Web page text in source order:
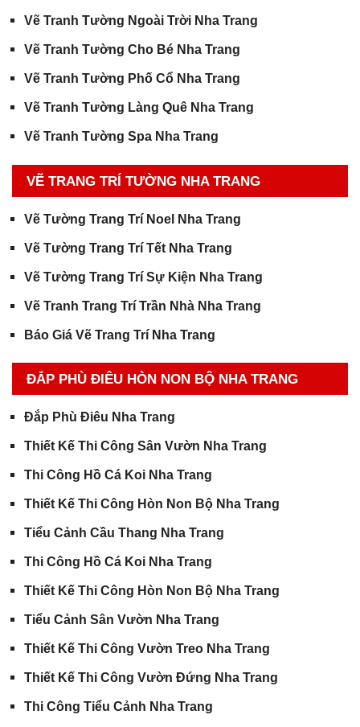
Vẽ Tranh Tường Ngoài Trời Nha Trang
Vẽ Tranh Tường Cho Bé Nha Trang
Vẽ Tranh Tường Phố Cổ Nha Trang
Vẽ Tranh Tường Làng Quê Nha Trang
Vẽ Tranh Tường Spa Nha Trang
VẼ TRANG TRÍ TƯỜNG NHA TRANG
Vẽ Tường Trang Trí Noel Nha Trang
Vẽ Tường Trang Trí Tết Nha Trang
Vẽ Tường Trang Trí Sự Kiện Nha Trang
Vẽ Tranh Trang Trí Trần Nhà Nha Trang
Báo Giá Vẽ Trang Trí Nha Trang
ĐẮP PHÙ ĐIÊU HÒN NON BỘ NHA TRANG
Đắp Phù Điêu Nha Trang
Thiết Kế Thi Công Sân Vườn Nha Trang
Thi Công Hồ Cá Koi Nha Trang
Thiết Kế Thi Công Hòn Non Bộ Nha Trang
Tiểu Cảnh Cầu Thang Nha Trang
Thi Công Hồ Cá Koi Nha Trang
Thiết Kế Thi Công Hòn Non Bộ Nha Trang
Tiểu Cảnh Sân Vườn Nha Trang
Thiết Kế Thi Công Vườn Treo Nha Trang
Thiết Kế Thi Công Vườn Đứng Nha Trang
Thi Công Tiểu Cảnh Nha Trang